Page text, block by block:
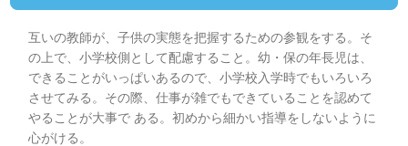
互いの教師が、子供の実態を把握するための参観をする。そ
の上で、小学校側として配慮すること。幼・保の年長児は、
できることがいっぱいあるので、小学校入学時でもいろいろ
させてみる。その際、仕事が雑でもできていることを認めて
やることが大事で ある。初めから細かい指導をしないように
心がける。